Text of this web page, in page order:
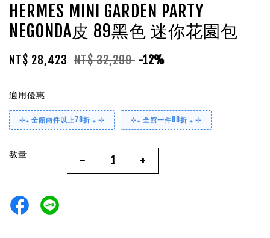
HERMES MINI GARDEN PARTY
NEGONDA皮 89黑色 迷你花園包
NT$ 28,423 NT$ 32,299 -12%
適用優惠
⊹₊ 全館兩件以上78折 ₊ ⊹ ⊹₊ 全館一件88折 ₊ ⊹
數量 - +